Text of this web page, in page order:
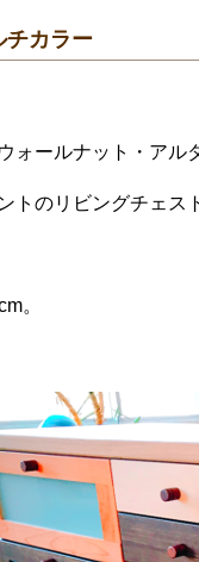
チカラー
ォールナット・アル
トのリビングチェス
。